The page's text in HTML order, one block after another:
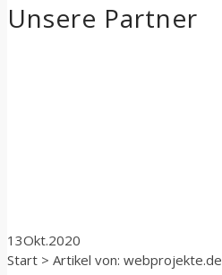
Unsere Partner
13Okt.2020
Start > Artikel von: webprojekte.de